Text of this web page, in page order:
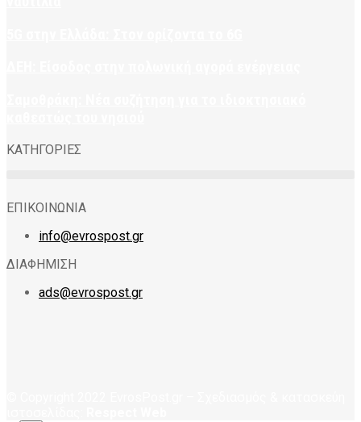
ΚΑΤΗΓΟΡΙΕΣ
ΕΠΙΚΟΙΝΩΝΙΑ
info@evrospost.gr
ΔΙΑΦΗΜΙΣΗ
ads@evrospost.gr